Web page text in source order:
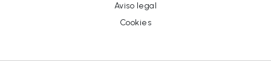
Aviso legal
Cookies